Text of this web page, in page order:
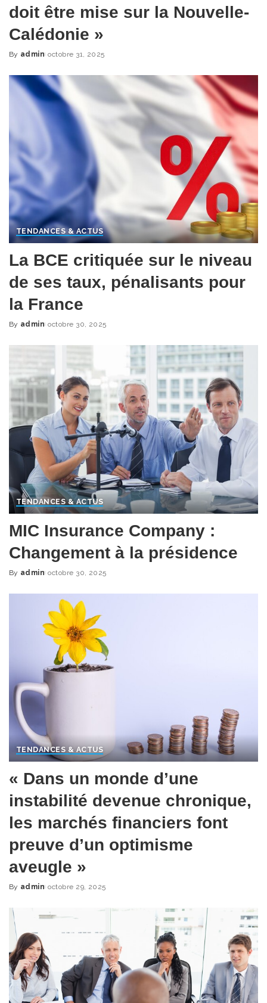
doit être mise sur la Nouvelle-
Calédonie »
Posted
By admin octobre 31, 2025
TENDANCES & ACTUS
La BCE critiquée sur le niveau
de ses taux, pénalisants pour
la France
Posted
By admin octobre 30, 2025
TENDANCES & ACTUS
MIC Insurance Company :
Changement à la présidence
Posted
By admin octobre 30, 2025
TENDANCES & ACTUS
« Dans un monde d’une
instabilité devenue chronique,
les marchés financiers font
preuve d’un optimisme
aveugle »
Posted
By admin octobre 29, 2025